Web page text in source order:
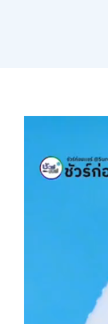
ร่วมงานกับเรา